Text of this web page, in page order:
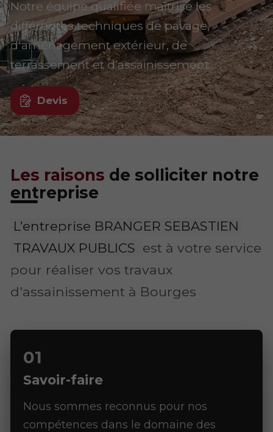
Notre équipe qualifiée maîtrise les
différentes techniques de pavage,
d'aménagement extérieur, de
terrassement et d’assainissement.
Devis
Les raisons de solliciter notre
entreprise
L’entreprise BRANGER SEBASTIEN
TRAVAUX PUBLICS est à votre service
pour réaliser vos travaux
d'assainissement à Bourges
Savoir-faire
Nous sommes reconnus pour nos
compétences dans le domaine des